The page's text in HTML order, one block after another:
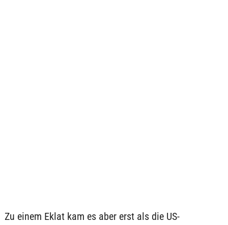
Zu einem Eklat kam es aber erst als die US-